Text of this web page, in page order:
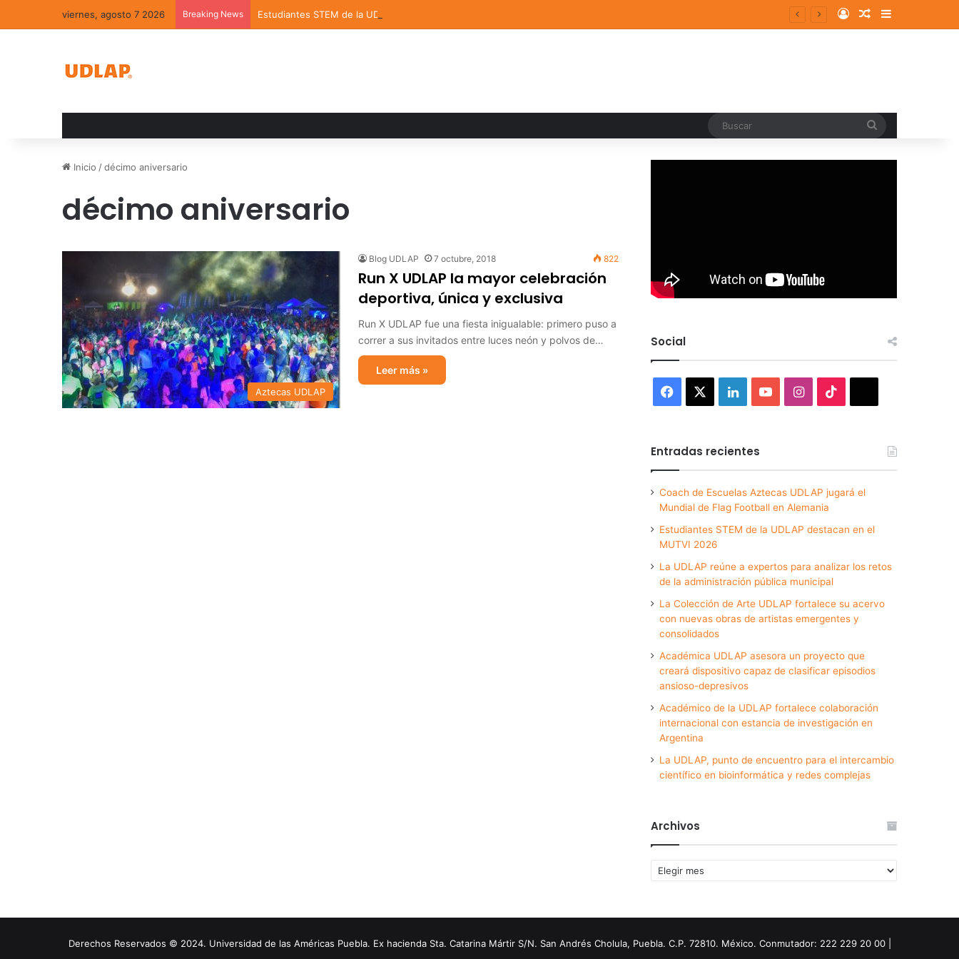
viernes, agosto 7 2026 Breaking News Estudiantes STEM de la UDLAP destacan en el MUTVI 2026 Log InRandom Article
Sidebar
Inicio /décimo aniversario
décimo aniversario
Aztecas UDLAP
Blog UDLAP 7 octubre, 2018 822
Run X UDLAP la mayor celebración
deportiva, única y exclusiva
Run X UDLAP fue una fiesta inigualable: primero puso a
correr a sus invitados entre luces neón y polvos de…
Leer más »
Social
Facebook LinkedInYouTubeInstagram
Entradas recientes
Coach de Escuelas Aztecas UDLAP jugará el
Mundial de Flag Football en Alemania
Estudiantes STEM de la UDLAP destacan en el
MUTVI 2026
La UDLAP reúne a expertos para analizar los retos
de la administración pública municipal
La Colección de Arte UDLAP fortalece su acervo
con nuevas obras de artistas emergentes y
consolidados
Académica UDLAP asesora un proyecto que
creará dispositivo capaz de clasificar episodios
ansioso-depresivos
Académico de la UDLAP fortalece colaboración
internacional con estancia de investigación en
Argentina
La UDLAP, punto de encuentro para el intercambio
científico en bioinformática y redes complejas
Archivos
Archivos
Derechos Reservados © 2024. Universidad de las Américas Puebla. Ex hacienda Sta. Catarina Mártir S/N. San Andrés Cholula, Puebla. C.P. 72810. México. Conmutador: 222 229 20 00 |